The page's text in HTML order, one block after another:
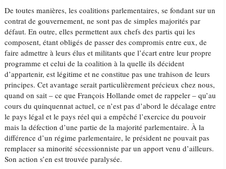
De toutes manières, les coalitions parlementaires, se fondant sur un
contrat de gouvernement, ne sont pas de simples majorités par
défaut. En outre, elles permettent aux chefs des partis qui les
composent, étant obligés de passer des compromis entre eux, de
faire admettre à leurs élus et militants que l’écart entre leur propre
programme et celui de la coalition à la quelle ils décident
d’appartenir, est légitime et ne constitue pas une trahison de leurs
principes. Cet avantage serait particulièrement précieux chez nous,
quand on sait – ce que François Hollande omet de rappeler – qu’au
cours du quinquennat actuel, ce n’est pas d’abord le décalage entre
le pays légal et le pays réel qui a empêché l’exercice du pouvoir
mais la défection d’une partie de la majorité parlementaire. À la
différence d’un régime parlementaire, le président ne pouvait pas
remplacer sa minorité sécessionniste par un apport venu d’ailleurs.
Son action s’en est trouvée paralysée.